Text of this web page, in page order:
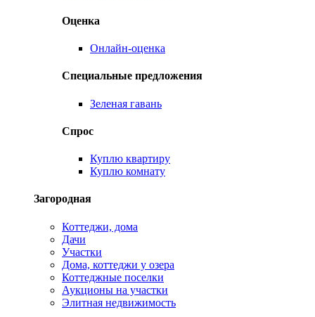
Оценка
Онлайн-оценка
Специальные предложения
Зеленая гавань
Спрос
Куплю квартиру
Куплю комнату
Загородная
Коттеджи, дома
Дачи
Участки
Дома, коттеджи у озера
Коттеджные поселки
Аукционы на участки
Элитная недвижимость